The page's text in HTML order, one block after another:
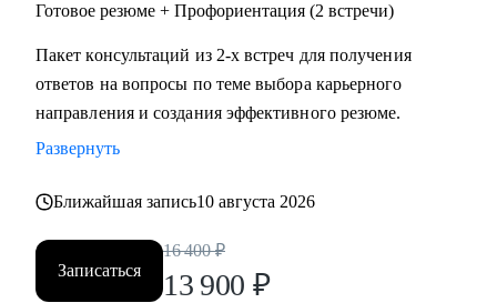
Готовое резюме + Профориентация (2 встречи)
Пакет консультаций из 2-х встреч для получения
ответов на вопросы по теме выбора карьерного
направления и создания эффективного резюме.
Развернуть
Ближайшая запись10 августа 2026
Записаться
16 400 ₽
13 900 ₽